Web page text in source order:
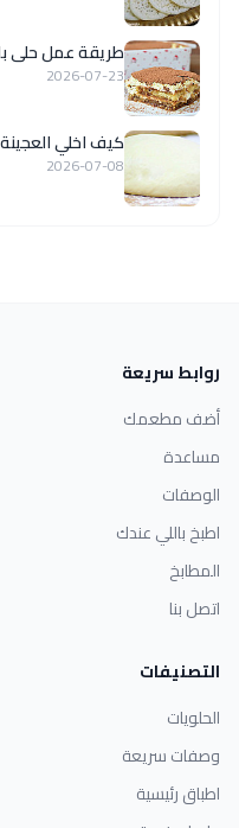
طريقة عمل حلى
2026-07-23
كيف اخلي
2026-07-08
روابط سريعة
أضف مطعمك
مساعدة
الوصفات
اطبخ باللي عندك
المطابخ
اتصل بنا
التصنيفات
الحلويات
وصفات سريعة
اطباق رئيسية